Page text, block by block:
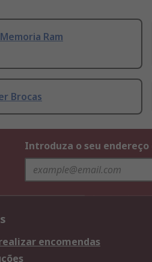
Ram
Brocas
Introduza o seu endereço
encomendas